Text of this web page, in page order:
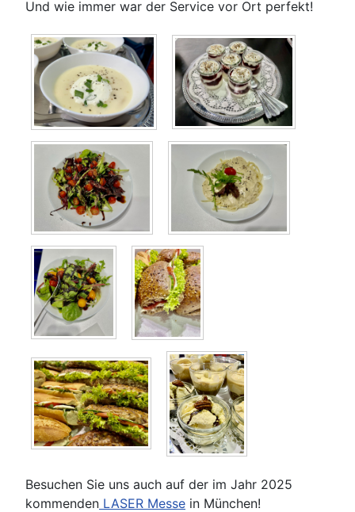
Und wie immer war der Service vor Ort perfekt!
Besuchen Sie uns auch auf der im Jahr 2025
kommenden LASER Messe in München!